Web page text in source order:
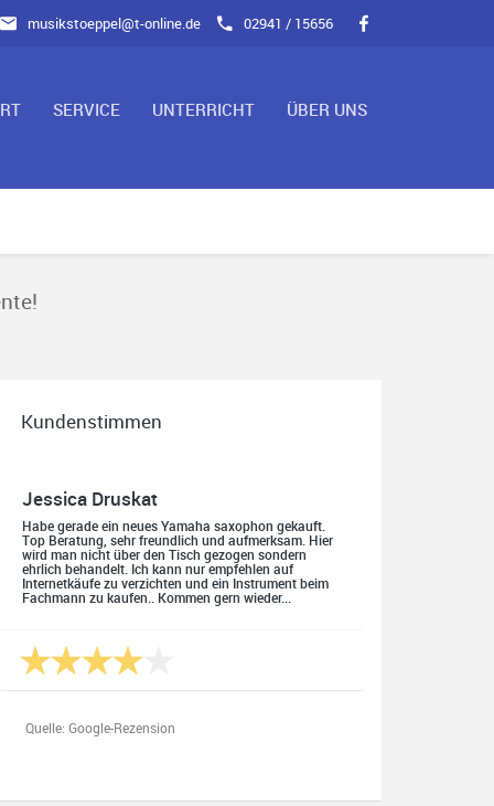
musikstoeppel@t-online.de 02941 / 15656
SERVICE UNTERRICHT ÜBER UNS
Kundenstimmen
Jessica Druskat
Habe gerade ein neues Yamaha saxophon gekauft.
Top Beratung, sehr freundlich und aufmerksam. Hier
wird man nicht über den Tisch gezogen sondern
ehrlich behandelt. Ich kann nur empfehlen auf
Internetkäufe zu verzichten und ein Instrument beim
Fachmann zu kaufen.. Kommen gern wieder...
Quelle: Google-Rezension